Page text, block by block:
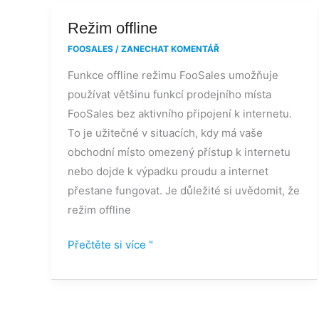
Režim offline
FOOSALES / ZANECHAT KOMENTÁŘ
Funkce offline režimu FooSales umožňuje
používat většinu funkcí prodejního místa
FooSales bez aktivního připojení k internetu.
To je užitečné v situacích, kdy má vaše
obchodní místo omezený přístup k internetu
nebo dojde k výpadku proudu a internet
přestane fungovat. Je důležité si uvědomit, že
režim offline
Režim
offline
Přečtěte si více "